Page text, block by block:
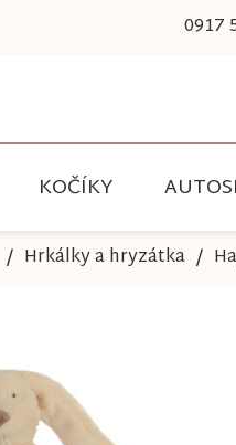
0917
KOČÍKY
Hrkálky a hryzátka